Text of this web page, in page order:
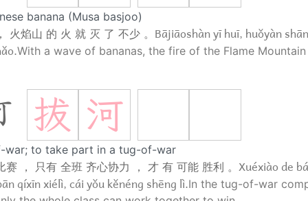
banana (Musa basjoo)
火焰山 的 火 就 灭 了 不少 。 Bājiāoshàn yī huī, huǒyàn
With a wave of bananas, the fire of the Flame
拔 河
war; to take part in a tug-of-war
赛 ， 只有 全班 齐心协力 ， 才 有 可能 胜利 。 Xuéxiào de
qíxīn xiélì, cái yǒu kěnéng shēng lì.In the tug-of-war